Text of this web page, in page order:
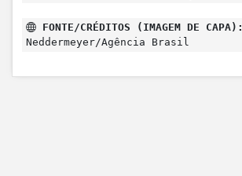
FONTE/CRÉDITOS (IMAGEM DE CAPA):
Neddermeyer/Agência Brasil